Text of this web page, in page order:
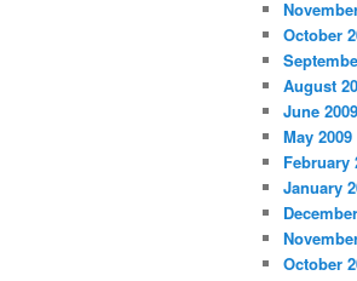
October
August
June 2009
May 2009
February
January
October